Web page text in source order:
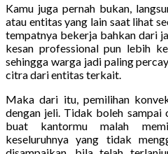
Kamu juga pernah bukan,
atau entitas yang lain saat lihat
tempatnya bekerja bahkan dari
kesan professional pun lebih
sehingga warga jadi paling
citra dari entitas terkait.
Maka dari itu, pemilihan
dengan jeli. Tidak boleh sampai
buat kantormu malah
keseluruhnya yang tidak